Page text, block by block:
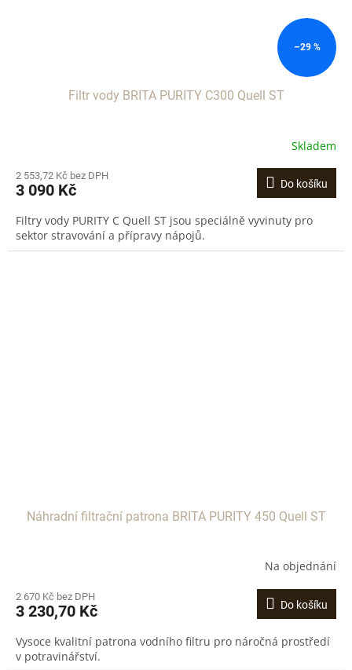
–29 %
Filtr vody BRITA PURITY C300 Quell ST
Skladem
2 553,72 Kč bez DPH
3 090 Kč Do košíku
Filtry vody PURITY C Quell ST jsou speciálně vyvinuty pro
sektor stravování a přípravy nápojů.
Náhradní filtrační patrona BRITA PURITY 450 Quell ST
Na objednání
2 670 Kč bez DPH
3 230,70 Kč Do košíku
Vysoce kvalitní patrona vodního filtru pro náročná prostředí
v potravinářství.